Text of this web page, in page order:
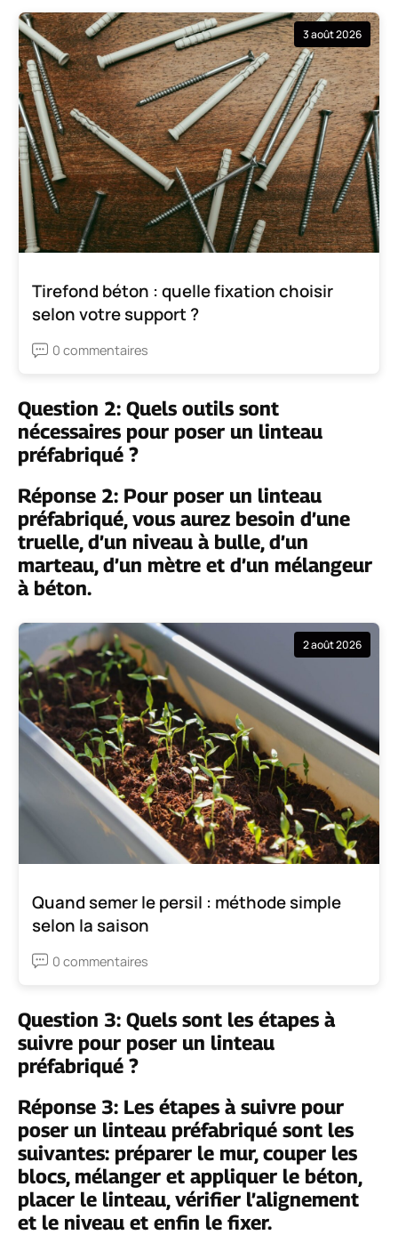
3 août 2026
Tirefond béton : quelle fixation choisir
selon votre support ?
0 commentaires
Question 2: Quels outils sont
nécessaires pour poser un linteau
préfabriqué ?
Réponse 2: Pour poser un linteau
préfabriqué, vous aurez besoin d’une
truelle, d’un niveau à bulle, d’un
marteau, d’un mètre et d’un mélangeur
à béton.
2 août 2026
Quand semer le persil : méthode simple
selon la saison
0 commentaires
Question 3: Quels sont les étapes à
suivre pour poser un linteau
préfabriqué ?
Réponse 3: Les étapes à suivre pour
poser un linteau préfabriqué sont les
suivantes: préparer le mur, couper les
blocs, mélanger et appliquer le béton,
placer le linteau, vérifier l’alignement
et le niveau et enfin le fixer.